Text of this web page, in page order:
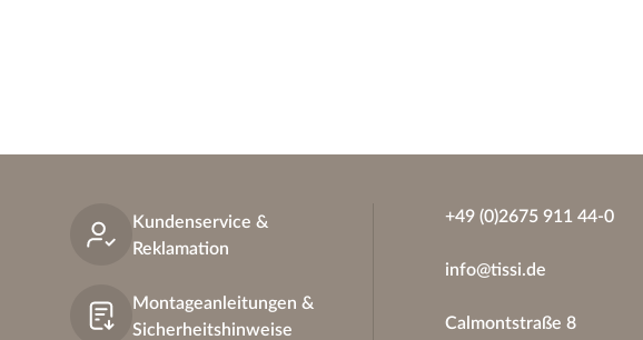
Kundenservice &
Reklamation
Montageanleitungen &
Sicherheitshinweise
+49 (0)2675 911 44-0
info@tissi.de
Calmontstraße 8